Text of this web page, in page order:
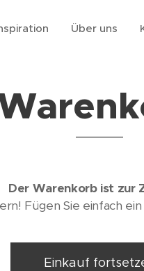
Über uns
Der Warenkorb ist zur
Fügen Sie einfach
Einkauf